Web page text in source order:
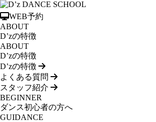
WEB予約
ABOUT
D’zの特徴
ABOUT
D’zの特徴
D’zの特徴
よくある質問
スタッフ紹介
BEGINNER
ダンス初心者の方へ
GUIDANCE